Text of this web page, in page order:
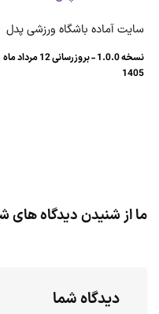
سایت آماده باشگاه ورزشی پدل
نسخه 1.0.0 - بروزرسانی 12 مرداد ماه
1405
ما از شنیدن دیدگاه
دیدگاه شما